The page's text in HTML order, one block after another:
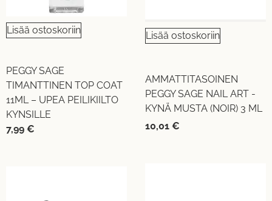
Lisää ostoskoriin
PEGGY SAGE
TIMANTTINEN TOP COAT
11ML – UPEA PEILIKIILTO
KYNSILLE
7,99 €
Lisää ostoskoriin
AMMATTITASOINEN
PEGGY SAGE NAIL ART -
KYNÄ MUSTA (NOIR) 3 ML
10,01 €